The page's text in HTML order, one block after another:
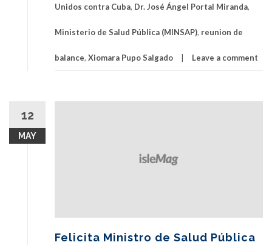
Unidos contra Cuba, Dr. José Ángel Portal Miranda,
Ministerio de Salud Pública (MINSAP), reunion de
balance, Xiomara Pupo Salgado Leave a comment
12
MAY
Felicita Ministro de Salud Pública